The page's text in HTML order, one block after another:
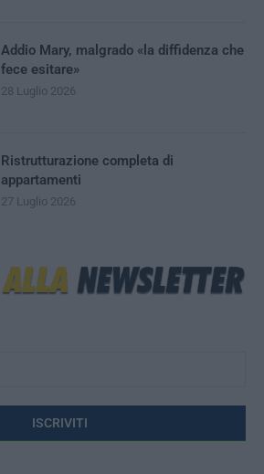
Addio Mary, malgrado «la diffidenza che
fece esitare»
28 Luglio 2026
Ristrutturazione completa di
appartamenti
27 Luglio 2026